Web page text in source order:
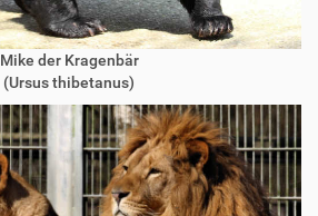
Mike der Kragenbär
(Ursus thibetanus)